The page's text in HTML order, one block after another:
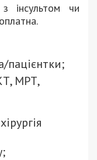
інсультом чи
пацієнтки;
МРТ,